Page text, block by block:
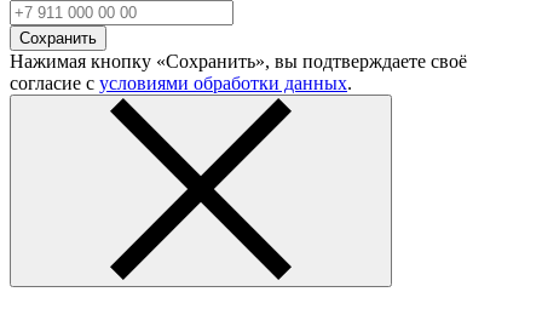
Сохранить
Нажимая кнопку «Сохранить», вы подтверждаете своё
согласие с условиями обработки данных.